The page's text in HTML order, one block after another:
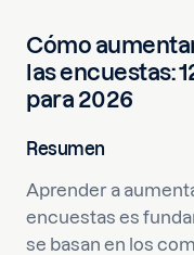
Cómo
las encuestas:
para 2026
Resumen
Aprender a
encuestas es
se basan en los